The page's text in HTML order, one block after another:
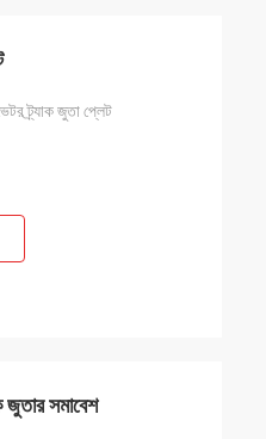
ট্র্যাক জুতা প্লেট
সমাবেশ